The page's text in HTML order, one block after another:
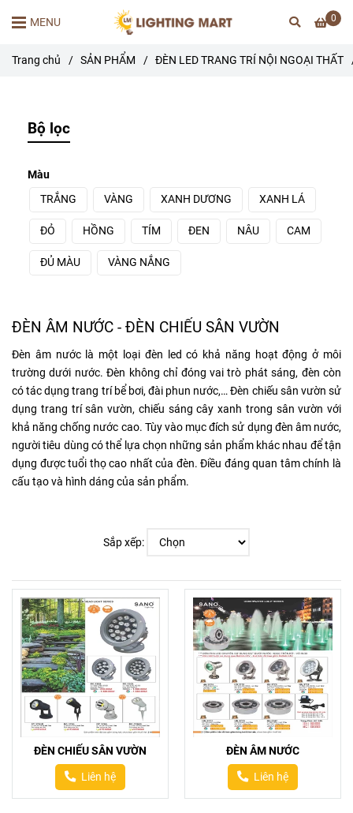
0
MENU
Trang chủ / SẢN PHẨM / ĐÈN LED TRANG TRÍ NỘI NGOẠI THẤT
Bộ lọc
Màu
TRẮNG
VÀNG XANH DƯƠNG XANH LÁ
ĐỎ HỒNG TÍM ĐEN NÂU CAM
ĐỦ MÀU VÀNG NẮNG
ĐÈN ÂM NƯỚC - ĐÈN CHIẾU SÂN VƯỜN
Đèn âm nước là một loại đèn led có khả năng hoạt động ở môi
trường dưới nước. Đèn không chỉ đóng vai trò phát sáng, đèn còn
có tác dụng trang trí bể bơi, đài phun nước,… Đèn chiếu sân vườn sử
dụng trang trí sân vườn, chiếu sáng cây xanh trong sân vườn với
khả năng chống nước cao. Tùy vào mục đích sử dụng đèn âm nước,
người tiêu dùng có thể lựa chọn những sản phẩm khác nhau để tận
dụng được tuổi thọ cao nhất của đèn. Điều đáng quan tâm chính là
cấu tạo và hình dáng của sản phẩm.
Sắp xếp:
ĐÈN CHIẾU SÂN VƯỜN
Liên hệ
ĐÈN ÂM NƯỚC
Liên hệ